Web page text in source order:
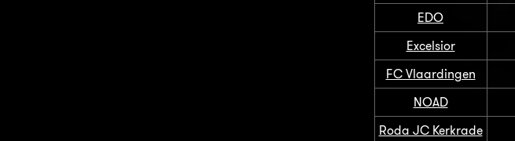
EDO
Excelsior
FC Vlaardingen
NOAD
Roda JC Kerkrade